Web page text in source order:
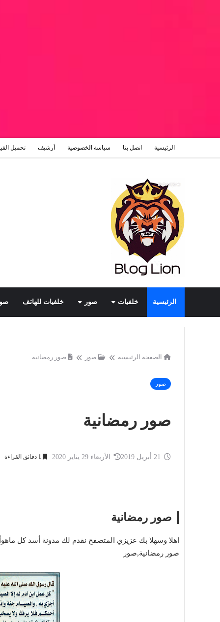
الرئيسية اتصل بنا سياسة الخصوصية أرشيف تحميل
الرئيسية خلفيات صور خلفيات للهاتف
الصفحة الرئيسية صور صور رمضانية
صور
صور رمضانية
الأربعاء 29 يناير 2020 1 دقائق القراءة
صور رمضانية
اهلا وسهلا بك عزيزي المتصفح نقدم لك مدونة أسد كل
صور رمضانية,صور